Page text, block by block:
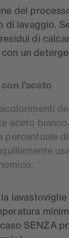
del
di lavaggio.
di
un
l'aceto
aceto
percentuale
SENZA